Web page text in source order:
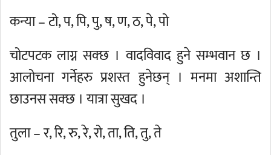
कन्या – टो, प, पि, पु, ष, ण, ठ, पे, पो
चोटपटक लाग्न सक्छ । वादविवाद हुने सम्भवान छ ।
आलोचना गर्नेहरु प्रशस्त हुनेछन् । मनमा अशान्ति
छाउनस सक्छ । यात्रा सुखद ।
तुला – र, रि, रु, रे, रो, ता, ति, तु, ते